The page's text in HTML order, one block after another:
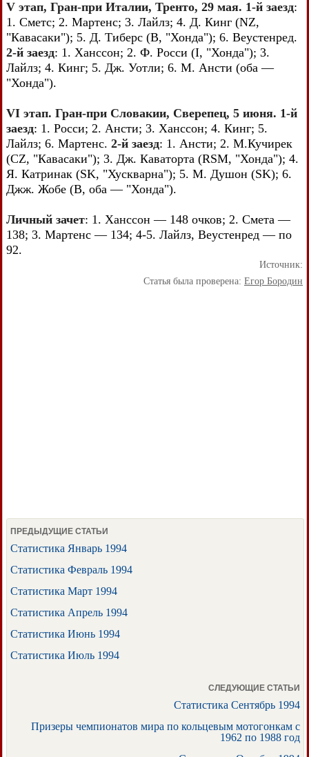
V этап, Гран-при Италии, Тренто, 29 мая. 1-й заезд:
1. Сметс; 2. Мартенс; 3. Лайлз; 4. Д. Кинг (NZ,
"Кавасаки"); 5. Д. Тиберс (В, "Хонда"); 6. Веустенред.
2-й заезд: 1. Ханссон; 2. Ф. Росси (I, "Хонда"); 3.
Лайлз; 4. Кинг; 5. Дж. Уотли; 6. М. Ансти (оба —
"Хонда").
VI этап. Гран-при Словакии, Сверепец, 5 июня. 1-й
заезд: 1. Росси; 2. Ансти; 3. Ханссон; 4. Кинг; 5.
Лайлз; 6. Мартенс. 2-й заезд: 1. Ансти; 2. М.Кучирек
(CZ, "Кавасаки"); 3. Дж. Каваторта (RSM, "Хонда"); 4.
Я. Катринак (SK, "Хускварна"); 5. М. Душон (SK); 6.
Джж. Жобе (В, оба — "Хонда").
Личный зачет: 1. Ханссон — 148 очков; 2. Смета —
138; 3. Мартенс — 134; 4-5. Лайлз, Веустенред — по
92.
Источник:
Статья была проверена: Егор Бородин
ПРЕДЫДУЩИЕ СТАТЬИ
Статистика Январь 1994
Статистика Февраль 1994
Статистика Март 1994
Статистика Апрель 1994
Статистика Июнь 1994
Статистика Июль 1994
СЛЕДУЮЩИЕ СТАТЬИ
Статистика Сентябрь 1994
Призеры чемпионатов мира по кольцевым мотогонкам с
1962 по 1988 год